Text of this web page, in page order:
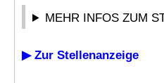
MEHR INFOS ZUM
▶ Zur Stellenanzeige